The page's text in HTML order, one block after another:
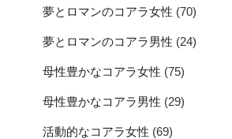
夢とロマンのコアラ女性 (70)
夢とロマンのコアラ男性 (24)
母性豊かなコアラ女性 (75)
母性豊かなコアラ男性 (29)
活動的なコアラ女性 (69)